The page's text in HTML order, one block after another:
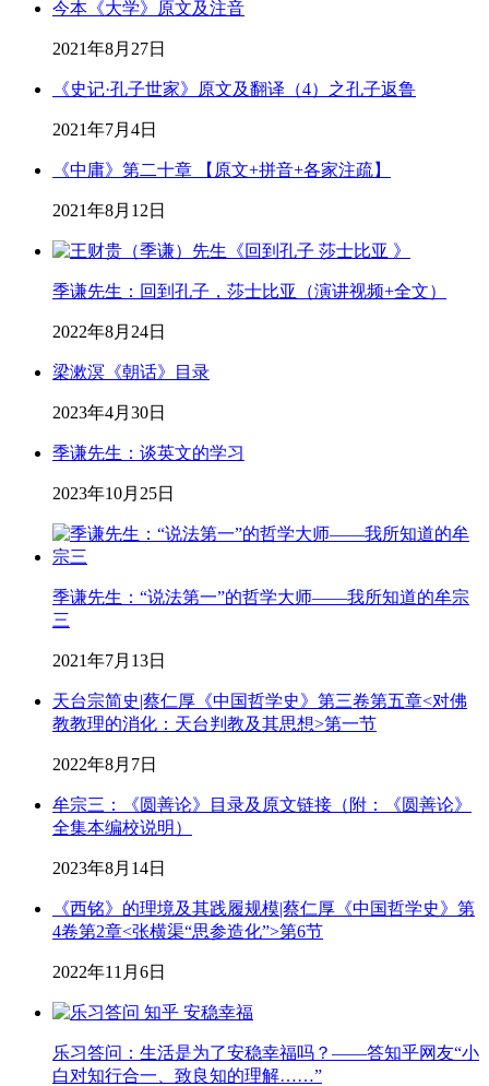
今本《大学》原文及注音
2021年8月27日
《史记·孔子世家》原文及翻译（4）之孔子返鲁
2021年7月4日
《中庸》第二十章 【原文+拼音+各家注疏】
2021年8月12日
季谦先生：回到孔子，莎士比亚（演讲视频+全文）
2022年8月24日
梁漱溟《朝话》目录
2023年4月30日
季谦先生：谈英文的学习
2023年10月25日
季谦先生：“说法第一”的哲学大师——我所知道的牟宗
三
2021年7月13日
天台宗简史|蔡仁厚《中国哲学史》第三卷第五章<对佛
教教理的消化：天台判教及其思想>第一节
2022年8月7日
牟宗三：《圆善论》目录及原文链接（附：《圆善论》
全集本编校说明）
2023年8月14日
《西铭》的理境及其践履规模|蔡仁厚《中国哲学史》第
4卷第2章<张横渠“思参造化”>第6节
2022年11月6日
乐习答问：生活是为了安稳幸福吗？——答知乎网友“小
白对知行合一、致良知的理解……”